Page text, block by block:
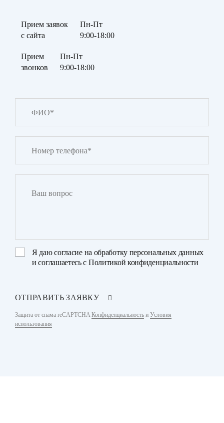
Прием заявок
с сайта
Пн-Пт
9:00-18:00
Прием
звонков
Пн-Пт
9:00-18:00
Я даюсогласие на обработку персональных данных
и соглашаетесь с Политикой конфиденциальности
ОТПРАВИТЬ ЗАЯВКУ
Защита от спама reCAPTCHAКонфиденциальность и Условия
использования